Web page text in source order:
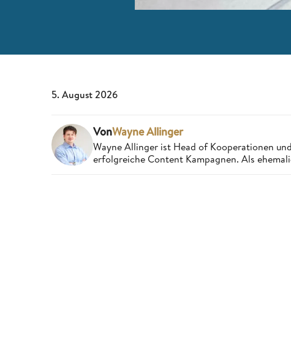
5. August 2026
VonWayne Allinger
Wayne Allinger ist Head of Kooperationen
erfolgreiche Content Kampagnen. Als